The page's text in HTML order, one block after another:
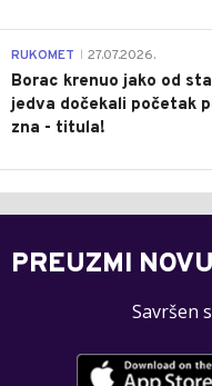
RUKOMET 27.07.2026.
Borac krenuo jako od
jedva dočekali početak
zna - titula!
PREUZMI
Savršen